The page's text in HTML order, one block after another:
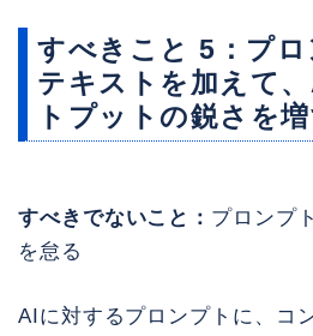
すべきこと 5：プ
テキストを加えて
トプットの鋭さを
すべきでないこと： プロンプ
を怠る
AIに対するプロンプトに、コ